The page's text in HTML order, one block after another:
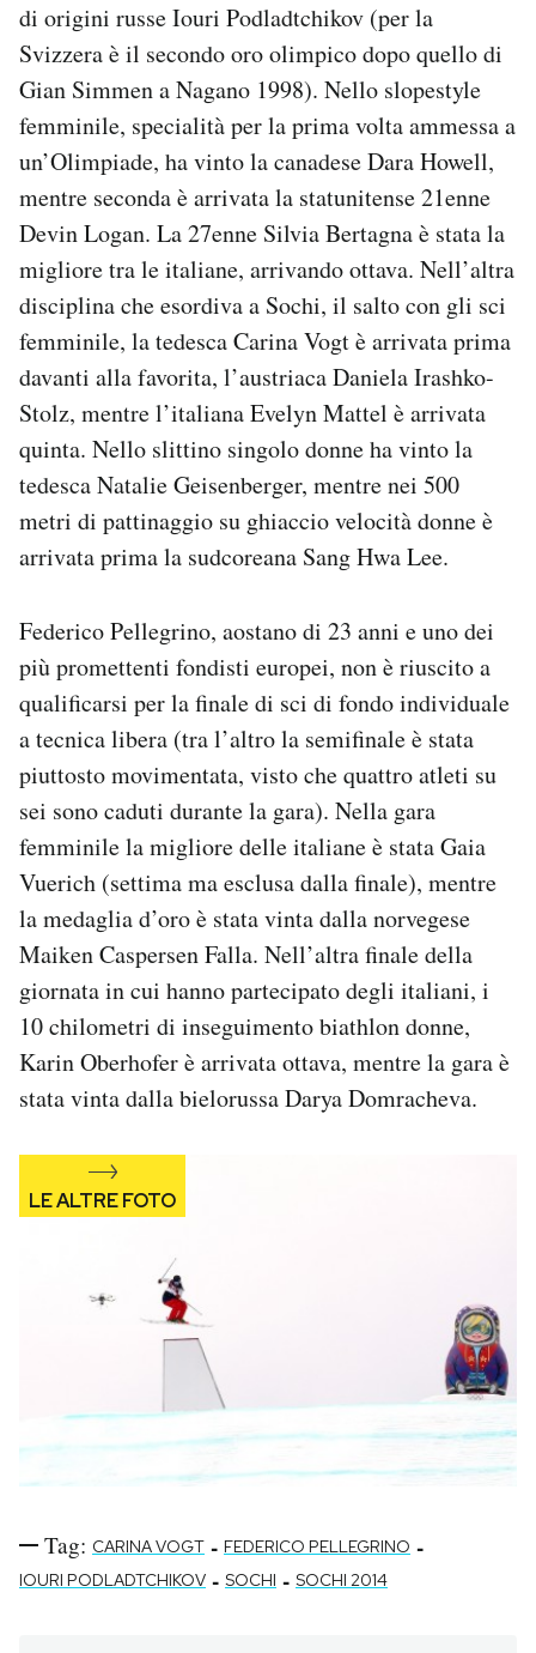
Newsletter
Notifiche mobile
Regala il Post
Hai bisogno di aiuto?
Esci
di origini russe Iouri Podladtchikov (per la
Svizzera è il secondo oro olimpico dopo quello di
Gian Simmen a Nagano 1998). Nello slopestyle
femminile, specialità per la prima volta ammessa a
un’Olimpiade, ha vinto la canadese Dara Howell,
mentre seconda è arrivata la statunitense 21enne
Devin Logan. La 27enne Silvia Bertagna è stata la
migliore tra le italiane, arrivando ottava. Nell’altra
disciplina che esordiva a Sochi, il salto con gli sci
femminile, la tedesca Carina Vogt è arrivata prima
davanti alla favorita, l’austriaca Daniela Irashko-
Stolz, mentre l’italiana Evelyn Mattel è arrivata
quinta. Nello slittino singolo donne ha vinto la
tedesca Natalie Geisenberger, mentre nei 500
metri di pattinaggio su ghiaccio velocità donne è
arrivata prima la sudcoreana Sang Hwa Lee.
Federico Pellegrino, aostano di 23 anni e uno dei
più promettenti fondisti europei, non è riuscito a
qualificarsi per la finale di sci di fondo individuale
a tecnica libera (tra l’altro la semifinale è stata
piuttosto movimentata, visto che quattro atleti su
sei sono caduti durante la gara). Nella gara
femminile la migliore delle italiane è stata Gaia
Vuerich (settima ma esclusa dalla finale), mentre
la medaglia d’oro è stata vinta dalla norvegese
Maiken Caspersen Falla. Nell’altra finale della
giornata in cui hanno partecipato degli italiani, i
10 chilometri di inseguimento biathlon donne,
Karin Oberhofer è arrivata ottava, mentre la gara è
stata vinta dalla bielorussa Darya Domracheva.
Tag: CARINA VOGT - FEDERICO PELLEGRINO -
IOURI PODLADTCHIKOV - SOCHI - SOCHI 2014